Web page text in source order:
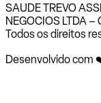
SAUDE TREVO
NEGOCIOS LTDA
Todos os direitos
Desenvolvido com